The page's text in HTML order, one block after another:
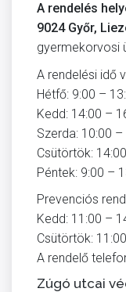
A rendelés
9024 Győr,
gyermekorvosi
A rendelési idő
Hétfő: 9:00 –
Kedd: 14:00 –
Szerda: 10:00 –
Csütörtök:
Péntek: 9:00 –
Prevenciós
Kedd: 11:00 –
Csütörtök:
A rendelő
Zúgó utcai